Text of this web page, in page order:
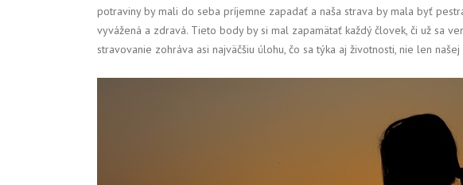
potraviny by mali do seba príjemne zapadať a naša strava by mala byť
vyvážená a zdravá. Tieto body by si mal zapamätať každý človek, či už sa
stravovanie zohráva asi najväčšiu úlohu, čo sa týka aj životnosti, nie len našej